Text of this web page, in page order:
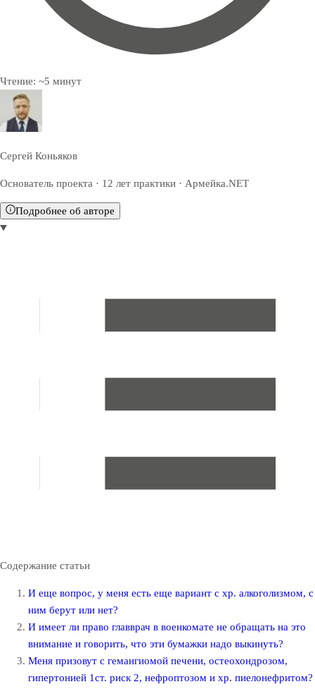
Чтение: ~5 минут
Сергей Коньяков
Основатель проекта · 12 лет практики · Армейка.NET
Подробнее об авторе
Содержание статьи
И еще вопрос, у меня есть еще вариант с хр. алкоголизмом, с
ним берут или нет?
И имеет ли право главврач в военкомате не обращать на это
внимание и говорить, что эти бумажки надо выкинуть?
Меня призовут с гемангиомой печени, остеохондрозом,
гипертонией 1ст. риск 2, нефроптозом и хр. пиелонефритом?